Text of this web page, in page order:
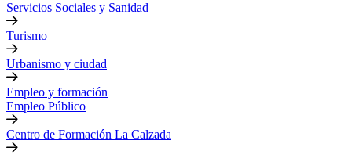
Servicios Sociales y Sanidad
Turismo
Urbanismo y ciudad
Empleo y formación
Empleo Público
Centro de Formación La Calzada